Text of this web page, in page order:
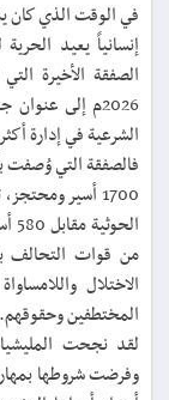
في الوقت الذي كان
إنسانياً يعيد
2026م إلى
الشرعية في إدارة
فالصفقة التي وُصفت
الاختلال
المختطفين وحقوقهم.
لقد نجحت
وفرضت شروطها